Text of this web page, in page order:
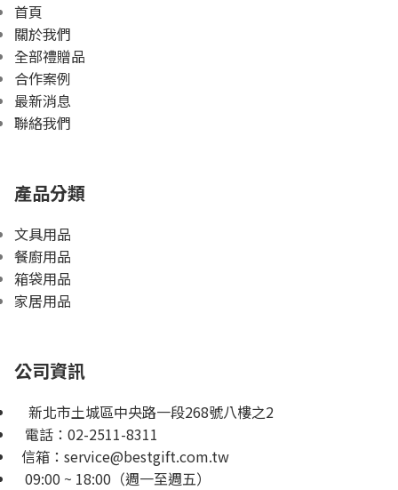
首頁
關於我們
全部禮贈品
合作案例
最新消息
聯絡我們
產品分類
文具用品
餐廚用品
箱袋用品
家居用品
公司資訊
新北市土城區中央路一段268號八樓之2
電話： 02-2511-8311
信箱： service@bestgift.com.tw
09:00 ~ 18:00（週一至週五）